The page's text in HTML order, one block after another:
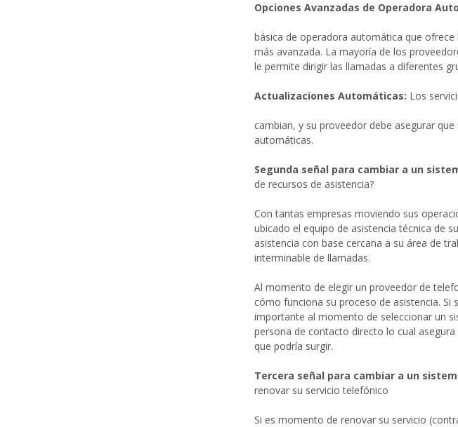
Opciones Avanzadas de Operadora
básica de operadora automática que
más avanzada. La mayoría de los
le permite dirigir las llamadas a diferentes
Actualizaciones Automáticas: Los
cambian, y su proveedor debe asegurar
automáticas.
Segunda señal para cambiar a un
de recursos de asistencia?
Con tantas empresas moviendo sus
ubicado el equipo de asistencia técnica de
asistencia con base cercana a su área de
interminable de llamadas.
Al momento de elegir un proveedor de
cómo funciona su proceso de asistencia.
importante al momento de seleccionar un
persona de contacto directo lo cual
que podría surgir.
Tercera señal para cambiar a un
renovar su servicio telefónico
Si es momento de renovar su servicio